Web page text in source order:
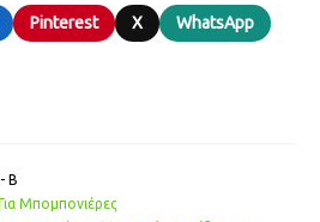
Pinterest X
WhatsApp
Β
Μπομπονιέρες